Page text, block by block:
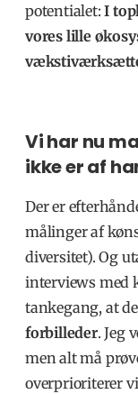
potentialet:I
vores lille
Vi har nu
ikke er af
Der er
målinger af
diversitet). Og
interviews med
tankegang, at
forbilleder. Jeg
men alt må
overprioriterer